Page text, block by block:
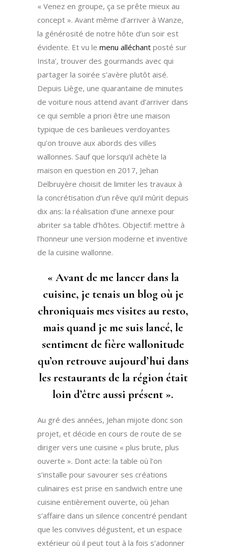
« Venez en groupe, ça se prête mieux au
concept ». Avant même d’arriver à Wanze,
la générosité de notre hôte d’un soir est
évidente. Et vu le menu alléchant posté sur
Insta’, trouver des gourmands avec qui
partager la soirée s’avère plutôt aisé.
Depuis Liège, une quarantaine de minutes
de voiture nous attend avant d’arriver dans
ce qui semble a priori être une maison
typique de ces banlieues verdoyantes
qu’on trouve aux abords des villes
wallonnes. Sauf que lorsqu’il achète la
maison en question en 2017, Jehan
Delbruyère choisit de limiter les travaux à
la concrétisation d’un rêve qu’il mûrit depuis
dix ans: la réalisation d’une annexe pour
abriter sa table d’hôtes. Objectif: mettre à
l’honneur une version moderne et inventive
de la cuisine wallonne.
« Avant de me lancer dans la
cuisine, je tenais un blog où je
chroniquais mes visites au resto,
mais quand je me suis lancé, le
sentiment de fière wallonitude
qu’on retrouve aujourd’hui dans
les restaurants de la région était
loin d’être aussi présent ».
Au gré des années, Jehan mijote donc son
projet, et décide en cours de route de se
diriger vers une cuisine « plus brute, plus
ouverte ». Dont acte: la table où l’on
s’installe pour savourer ses créations
culinaires est prise en sandwich entre une
cuisine entièrement ouverte, où Jehan
s’affaire dans un silence concentré pendant
que les convives dégustent, et un espace
extérieur où il peut tout à la fois s’adonner